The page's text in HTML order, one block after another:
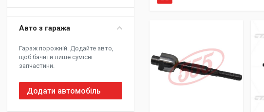
Авто з гаража
Гараж порожній. Додайте авто,
щоб бачити лише сумісні
запчастини.
Додати автомобіль